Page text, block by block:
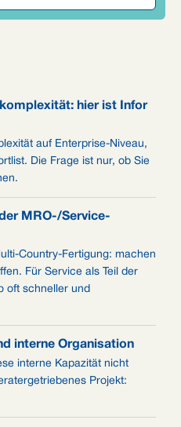
hier ist Infor
auf Enterprise-Niveau,
Die Frage ist nur, ob Sie
MRO-/Service-
Country-Fertigung: machen
Für Service als Teil der
oft schneller und
interne Organisation
interne Kapazität nicht
Projekt: